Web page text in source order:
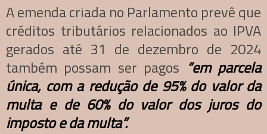
A emenda criada no Parlamento prevê que
créditos tributários relacionados ao IPVA
gerados até 31 de dezembro de 2024
também possam ser pagos “em parcela
única, com a redução de 95% do valor da
multa e de 60% do valor dos juros do
imposto e da multa”.